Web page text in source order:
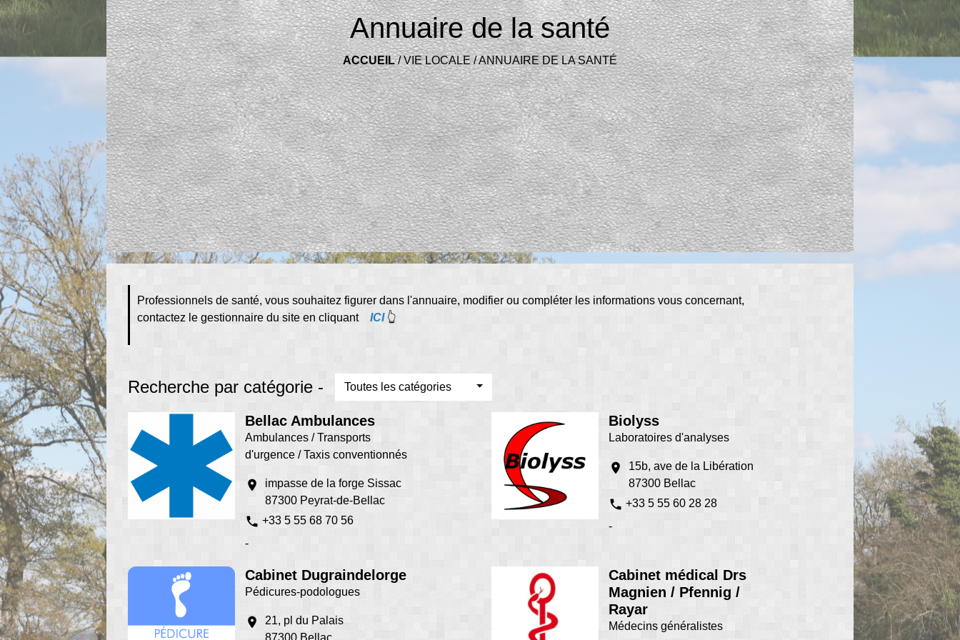
Annuaire de la santé
ACCUEIL/VIE LOCALE/ANNUAIRE DE LA SANTÉ
Professionnels de santé, vous souhaitez figurer dans l'annuaire, modifier ou compléter les informations vous concernant,
contactez le gestionnaire du site en cliquantICI👆
Recherche par catégorie - Toutes les catégories
Bellac Ambulances
Ambulances / Transports
d'urgence / Taxis conventionnés
location_on
impasse de la forge Sissac
87300 Peyrat-de-Bellac
phone +33 5 55 68 70 56
-
Biolyss
Laboratoires d'analyses
location_on
15b, ave de la Libération
87300 Bellac
phone +33 5 55 60 28 28
-
Cabinet Dugraindelorge
Pédicures-podologues
location_on
21, pl du Palais
87300 Bellac
Cabinet médical Drs
Magnien / Pfennig /
Rayar
Médecins généralistes